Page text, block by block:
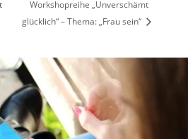
Workshopreihe „Unverschämt
glücklich“ – Thema: „Frau sein“